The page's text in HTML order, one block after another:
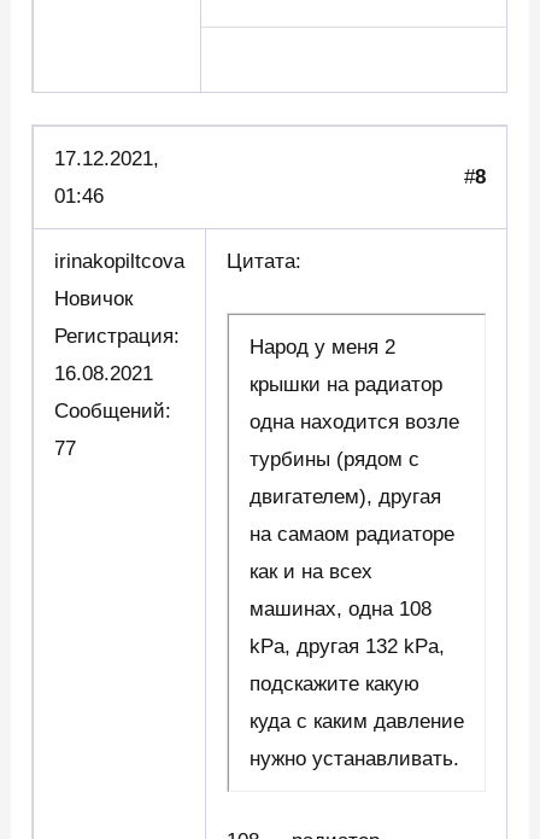
17.12.2021,
01:46
#8
irinakopiltcova
Новичок
Регистрация:
16.08.2021
Сообщений:
77
Цитата:
Народ у меня 2
крышки на радиатор
одна находится возле
турбины (рядом с
двигателем), другая
на самаом радиаторе
как и на всех
машинах, одна 108
kPa, другая 132 kPa,
подскажите какую
куда с каким давление
нужно устанавливать.